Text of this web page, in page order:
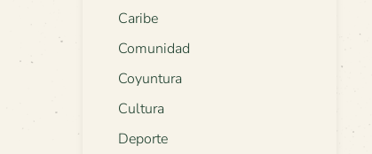
Caribe
Comunidad
Coyuntura
Cultura
Deporte